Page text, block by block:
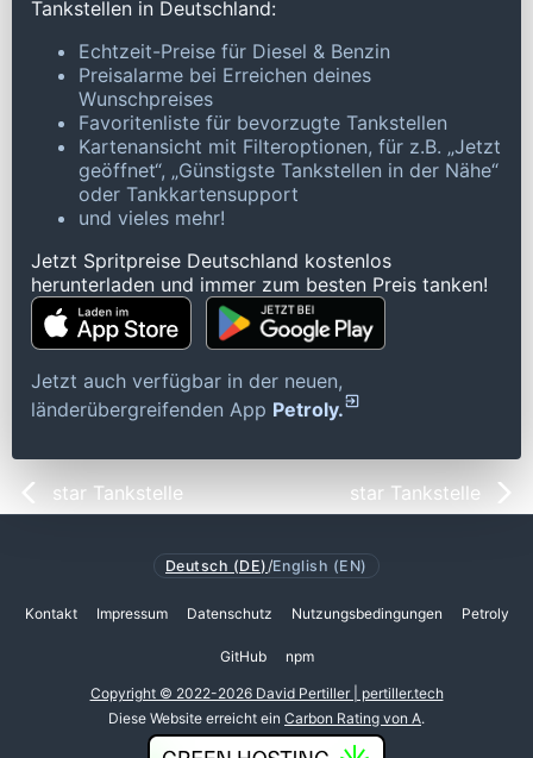
Tankstellen in Deutschland:
Echtzeit-Preise für Diesel & Benzin
Preisalarme bei Erreichen deines
Wunschpreises
Favoritenliste für bevorzugte Tankstellen
Kartenansicht mit Filteroptionen, für z.B. „Jetzt
geöffnet“, „Günstigste Tankstellen in der Nähe“
oder Tankkartensupport
und vieles mehr!
Jetzt Spritpreise Deutschland kostenlos
herunterladen und immer zum besten Preis tanken!
Jetzt auch verfügbar in der neuen,
länderübergreifenden App Petroly.
star Tankstelle star Tankstelle
Deutsch (DE) /English (EN)
Kontakt Impressum Datenschutz Nutzungsbedingungen Petroly
GitHub npm
Copyright © 2022-2026 David Pertiller | pertiller.tech
Diese Website erreicht ein Carbon Rating von A.